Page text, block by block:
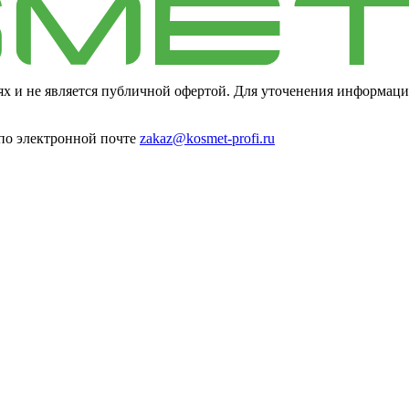
и не является публичной офертой. Для уточенения
электронной почте zakaz@kosmet-profi.ru